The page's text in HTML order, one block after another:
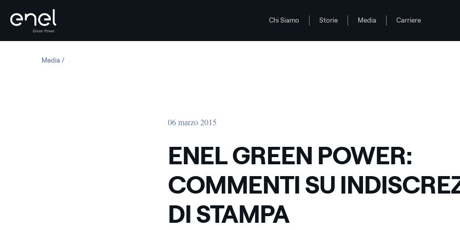
Chi Siamo Storie Media Carriere
MediaENEL GREEN POWER: COMMENTI SU INDISCREZIONI DI STAMPA
06 marzo 2015
ENEL GREEN POWER:
COMMENTI SU
DI STAMPA